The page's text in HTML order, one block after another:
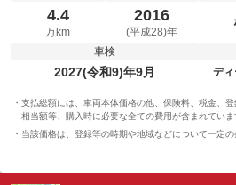
4.4
万km
2016
(平成28)年
車検
2027(令和9)年9月
デ
支払総額には、車両本体価格の他、保険料、税金、
相当額等、購入時に必要な全ての費用が含まれていま
当該価格は、登録等の時期や地域などについて一定の